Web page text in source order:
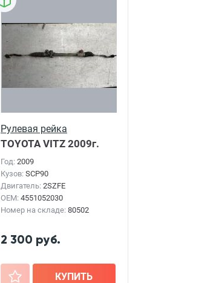
Рулевая рейка
TOYOTA VITZ 2009г.
Год: 2009
Кузов: SCP90
Двигатель: 2SZFE
OEM: 4551052030
Номер на складе: 80502
2 300 руб.
+ КУПИТЬ